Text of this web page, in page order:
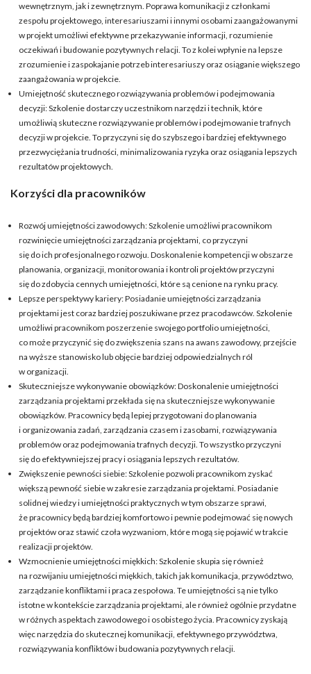
wewnętrznym, jak i zewnętrznym. Poprawa komunikacji z członkami
zespołu projektowego, interesariuszami i innymi osobami zaangażowanymi
w projekt umożliwi efektywne przekazywanie informacji, rozumienie
oczekiwań i budowanie pozytywnych relacji. To z kolei wpłynie na lepsze
zrozumienie i zaspokajanie potrzeb interesariuszy oraz osiąganie większego
zaangażowania w projekcie.
Umiejętność skutecznego rozwiązywania problemów i podejmowania
decyzji: Szkolenie dostarczy uczestnikom narzędzi i technik, które
umożliwią skuteczne rozwiązywanie problemów i podejmowanie trafnych
decyzji w projekcie. To przyczyni się do szybszego i bardziej efektywnego
przezwyciężania trudności, minimalizowania ryzyka oraz osiągania lepszych
rezultatów projektowych.
Korzyści dla pracowników
Rozwój umiejętności zawodowych: Szkolenie umożliwi pracownikom
rozwinięcie umiejętności zarządzania projektami, co przyczyni
się do ich profesjonalnego rozwoju. Doskonalenie kompetencji w obszarze
planowania, organizacji, monitorowania i kontroli projektów przyczyni
się do zdobycia cennych umiejętności, które są cenione na rynku pracy.
Lepsze perspektywy kariery: Posiadanie umiejętności zarządzania
projektami jest coraz bardziej poszukiwane przez pracodawców. Szkolenie
umożliwi pracownikom poszerzenie swojego portfolio umiejętności,
co może przyczynić się do zwiększenia szans na awans zawodowy, przejście
na wyższe stanowisko lub objęcie bardziej odpowiedzialnych ról
w organizacji.
Skuteczniejsze wykonywanie obowiązków: Doskonalenie umiejętności
zarządzania projektami przekłada się na skuteczniejsze wykonywanie
obowiązków. Pracownicy będą lepiej przygotowani do planowania
i organizowania zadań, zarządzania czasem i zasobami, rozwiązywania
problemów oraz podejmowania trafnych decyzji. To wszystko przyczyni
się do efektywniejszej pracy i osiągania lepszych rezultatów.
Zwiększenie pewności siebie: Szkolenie pozwoli pracownikom zyskać
większą pewność siebie w zakresie zarządzania projektami. Posiadanie
solidnej wiedzy i umiejętności praktycznych w tym obszarze sprawi,
że pracownicy będą bardziej komfortowo i pewnie podejmować się nowych
projektów oraz stawić czoła wyzwaniom, które mogą się pojawić w trakcie
realizacji projektów.
Wzmocnienie umiejętności miękkich: Szkolenie skupia się również
na rozwijaniu umiejętności miękkich, takich jak komunikacja, przywództwo,
zarządzanie konfliktami i praca zespołowa. Te umiejętności są nie tylko
istotne w kontekście zarządzania projektami, ale również ogólnie przydatne
w różnych aspektach zawodowego i osobistego życia. Pracownicy zyskają
więc narzędzia do skutecznej komunikacji, efektywnego przywództwa,
rozwiązywania konfliktów i budowania pozytywnych relacji.